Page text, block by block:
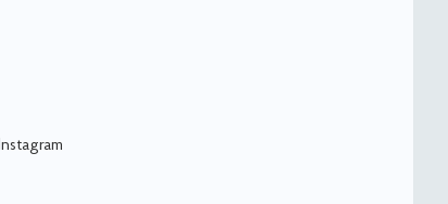
Instagram